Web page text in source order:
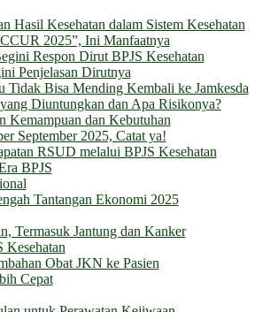
Hasil Kesehatan dalam Sistem Kesehatan
2025”, Ini Manfaatnya
Respon Dirut BPJS Kesehatan
Penjelasan Dirutnya
Bisa Mending Kembali ke Jamkesda
Diuntungkan dan Apa Risikonya?
Kemampuan dan Kebutuhan
September 2025, Catat ya!
RSUD melalui BPJS Kesehatan
BPJS
Tantangan Ekonomi 2025
Termasuk Jantung dan Kanker
Kesehatan
Obat JKN ke Pasien
Cepat